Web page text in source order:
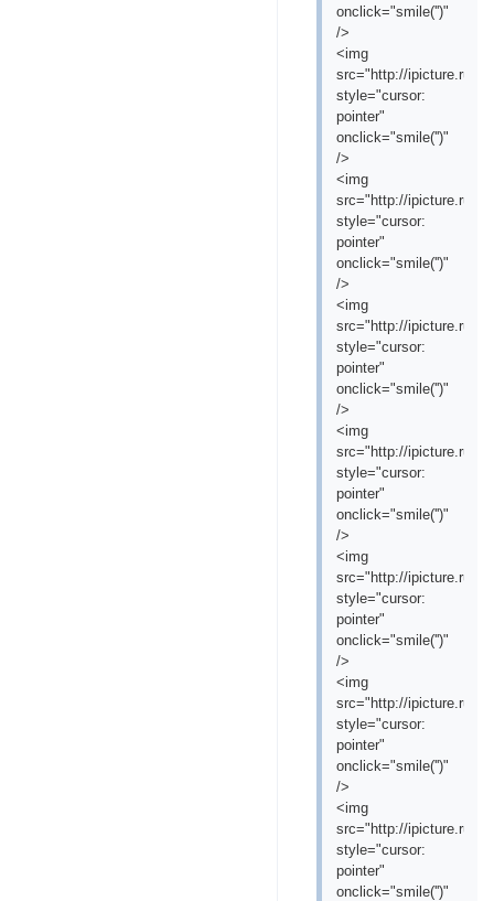
onclick="smile('')"
/>
<img
src="http://ipicture.ru/
style="cursor:
pointer"
onclick="smile('')"
/>
<img
src="http://ipicture.ru/
style="cursor:
pointer"
onclick="smile('')"
/>
<img
src="http://ipicture.ru/
style="cursor:
pointer"
onclick="smile('')"
/>
<img
src="http://ipicture.ru/
style="cursor:
pointer"
onclick="smile('')"
/>
<img
src="http://ipicture.ru/
style="cursor:
pointer"
onclick="smile('')"
/>
<img
src="http://ipicture.ru/
style="cursor:
pointer"
onclick="smile('')"
/>
<img
src="http://ipicture.ru/
style="cursor:
pointer"
onclick="smile('')"